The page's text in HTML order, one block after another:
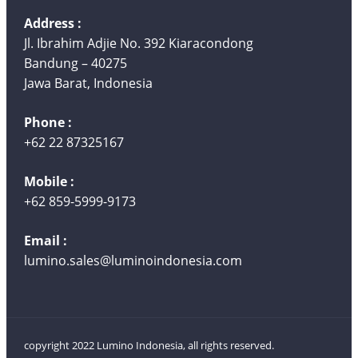
Address :
Jl. Ibrahim Adjie No. 392 Kiaracondong
Bandung – 40275
Jawa Barat, Indonesia
Phone :
+62 22 87325167
Mobile :
+62 859-5999-9173
Email :
lumino.sales@luminoindonesia.com
copyright 2022 Lumino Indonesia, all rights reserved.